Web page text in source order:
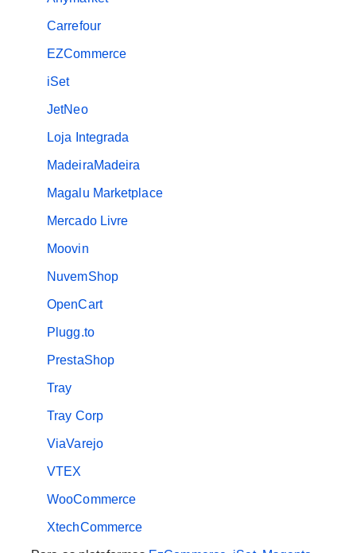
Carrefour
EZCommerce
iSet
JetNeo
Loja Integrada
MadeiraMadeira
Magalu Marketplace
Mercado Livre
Moovin
NuvemShop
OpenCart
Plugg.to
PrestaShop
Tray
Tray Corp
ViaVarejo
VTEX
WooCommerce
XtechCommerce